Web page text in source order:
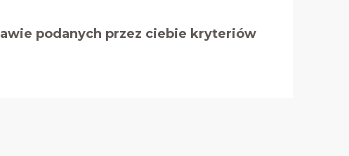
podanych przez ciebie kryteriów